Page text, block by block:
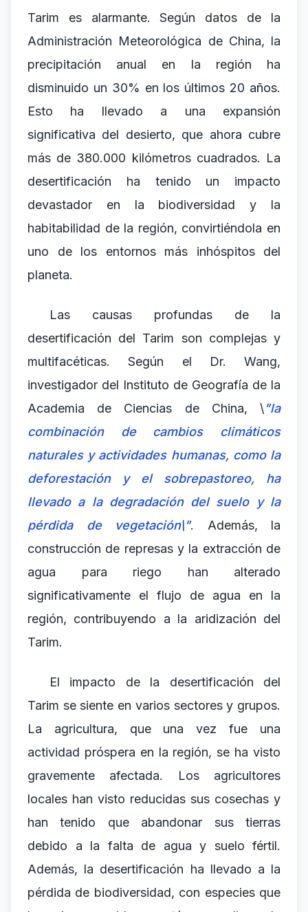
Tarim es alarmante. Según datos de la
Administración Meteorológica de China, la
precipitación anual en la región ha
disminuido un 30% en los últimos 20 años.
Esto ha llevado a una expansión
significativa del desierto, que ahora cubre
más de 380.000 kilómetros cuadrados. La
desertificación ha tenido un impacto
devastador en la biodiversidad y la
habitabilidad de la región, convirtiéndola en
uno de los entornos más inhóspitos del
planeta.
Las causas profundas de la
desertificación del Tarim son complejas y
multifacéticas. Según el Dr. Wang,
investigador del Instituto de Geografía de la
Academia de Ciencias de China, \"la
combinación de cambios climáticos
naturales y actividades humanas, como la
deforestación y el sobrepastoreo, ha
llevado a la degradación del suelo y la
pérdida de vegetación\". Además, la
construcción de represas y la extracción de
agua para riego han alterado
significativamente el flujo de agua en la
región, contribuyendo a la aridización del
Tarim.
El impacto de la desertificación del
Tarim se siente en varios sectores y grupos.
La agricultura, que una vez fue una
actividad próspera en la región, se ha visto
gravemente afectada. Los agricultores
locales han visto reducidas sus cosechas y
han tenido que abandonar sus tierras
debido a la falta de agua y suelo fértil.
Además, la desertificación ha llevado a la
pérdida de biodiversidad, con especies que